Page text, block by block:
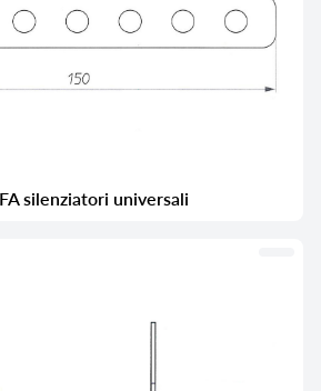
silenziatori universali